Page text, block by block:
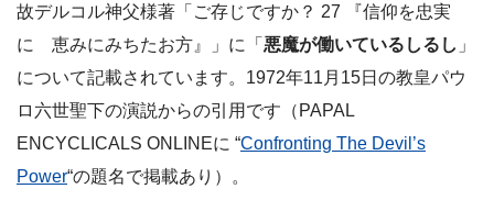
故デルコル神父様著「ご存じですか？ 27 『信仰を忠実
に 恵みにみちたお方』」に「 悪魔が働いているしるし 」
について記載されています。1972年11月15日の教皇パウ
ロ六世聖下の演説からの引用です（PAPAL
ENCYCLICALS ONLINEに “Confronting The Devil’s
Power“の題名で掲載あり）。